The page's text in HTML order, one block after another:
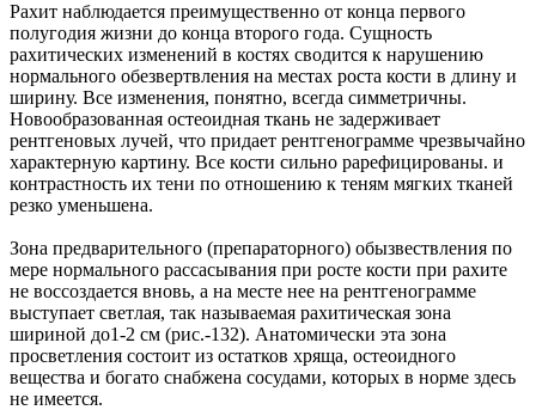
Рахит наблюдается преимущественно от конца первого
полугодия жизни до конца второго года. Сущность
рахитических изменений в костях сводится к нарушению
нормального обезвертвления на местах роста кости в длину и
ширину. Все изменения, понятно, всегда симметричны.
Новообразованная остеоидная ткань не задерживает
рентгеновых лучей, что придает рентгенограмме чрезвычайно
характерную картину. Все кости сильно рарефицированы. и
контрастность их тени по отношению к теням мягких тканей
резко уменьшена.
Зона предварительного (препараторного) обызвествления по
мере нормального рассасывания при росте кости при рахите
не воссоздается вновь, а на месте нее на рентгенограмме
выступает светлая, так называемая рахитическая зона
шириной до1-2 см (рис.-132). Анатомически эта зона
просветления состоит из остатков хряща, остеоидного
вещества и богато снабжена сосудами, которых в норме здесь
не имеется.